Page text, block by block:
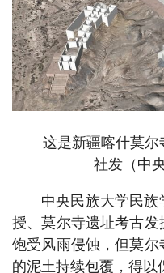
这是新疆喀什莫
社发（中
中央民族大学民
授、莫尔寺遗址考古
饱受风雨侵蚀，但莫
的泥土持续包覆，得以